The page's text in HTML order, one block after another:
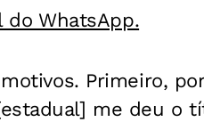
do WhatsApp.
Primeiro,
me deu o